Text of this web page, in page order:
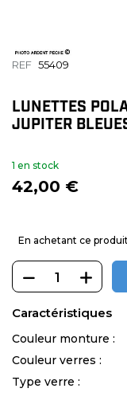
REF 55409
LUNETTES
JUPITER
1 en stock
42,00 €
En achetant ce
Caractéristiques
Couleur monture :
Couleur verres :
Type verre :